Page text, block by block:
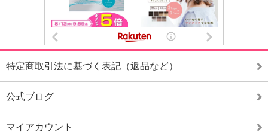
特定商取引法に基づく表記（返品など）
公式ブログ
マイアカウント